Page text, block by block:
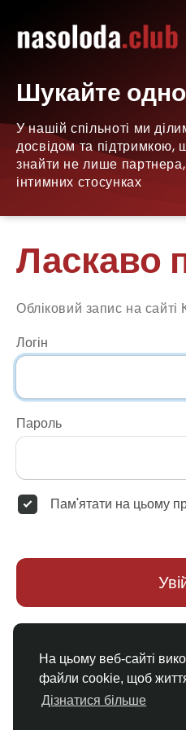
На цьому веб-сайті
файли cookie, щоб
Дізнатися більше
Шукайте
У нашій спільноті ми
досвідом та
знайти не лише
інтимних стосунках
Ласкаво
Обліковий запис на
Логін
Пароль
Пам'ятати на цьому
Немає облікового